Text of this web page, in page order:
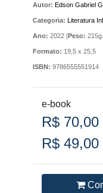
Autor: Edson Gabriel
Categoria: Literatura
Ano: 2022 |Peso:
Formato: 19,5 x 25,5
ISBN: 9786555551914
e-book
R$ 70,00
R$ 49,00